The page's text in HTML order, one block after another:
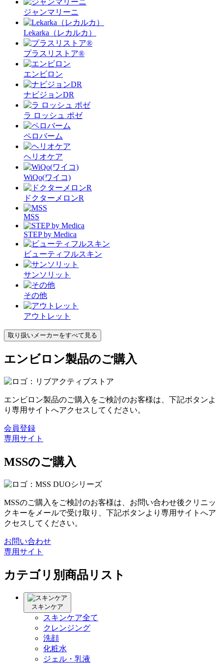
ジャンマリーニ
Lekarka（レカルカ）
プラスリストア®︎
エンビロン
ナビジョンDR
ラ ロッシュ ポゼ
ペロバーム
ヘリオケア
WiQo(ワイコ)
ドクターメロンR
MSS
STEP by Medica
ビューティフルスキン
サンソリット
その他
アウトレット
取り扱いメーカーをすべて見る
エンビロン製品のご購入
エンビロン製品のご購入をご検討のお客様は、下記ボタンよ
り専用サイトへアクセスしてください。
会員登録
専用サイト
MSSのご購入
MSSのご購入をご検討のお客様は、お問い合わせ後クリニッ
クキーをメールで受け取り、下記ボタンより専用サイトへア
クセスしてください。
お問い合わせ
専用サイト
カテゴリ別商品リスト
スキンケア
スキンケア全て
クレンジング
洗顔
化粧水
ジェル・乳液